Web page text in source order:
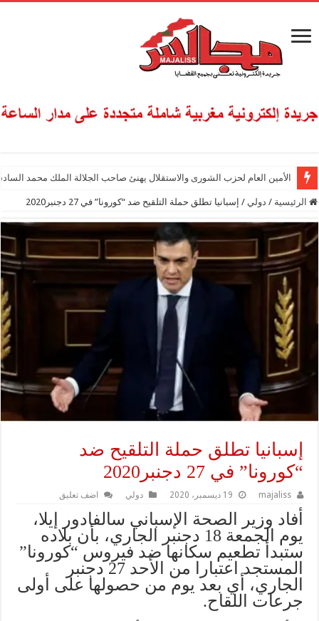
الأمين العام لحزب الشورى والاستقلال يهنئ صاحب الجلالة الملك محمد
الرئيسية / دولي / إسبانيا تطلق حملة التلقيح ضد “كورونا” في 27 دجنبر2020
إسبانيا تطلق حملة التلقيح ضد
“كورونا” في 27 دجنبر2020
majaliss 19 ديسمبر، 2020 دولي اضف تعليق
أفاد وزير الصحة الإسباني سالفادور إيلا،
يوم الجمعة 18 دجنبر الجاري، بأن بلاده
ستبدأ تطعيم سكانها ضد فيروس “كورونا”
المستجد اعتبارا من الأحد 27 دجنبر
الجاري، أي بعد يوم من حصولها على أولى
جرعات اللقاح.